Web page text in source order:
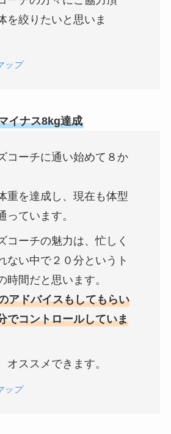
を絞りたいと思いま
ップ
イナス8kg達成
コーチに通い始めて８か
重を達成し、現在も体型
っています。
コーチの魅力は、忙しく
ない中で２０分というト
時間だと思います。
アドバイスもしてもらい
でコントロールしていま
オススメできます。
ップ